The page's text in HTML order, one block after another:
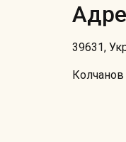
39631,